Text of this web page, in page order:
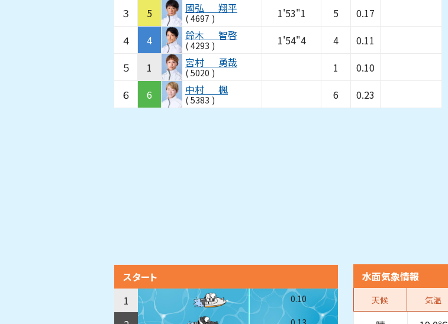
３
5 國弘 翔平
( 4697 ) 1'53"1 5
0.17
４
4 鈴木 智啓
( 4293 ) 1'54"4 4
0.11
５
1 宮村 勇哉
( 5020 ) 1
0.10
６
6 中村 楓
( 5383 ) 6 0.23
スタート
1
0.10
水面気象情報
天候 気温